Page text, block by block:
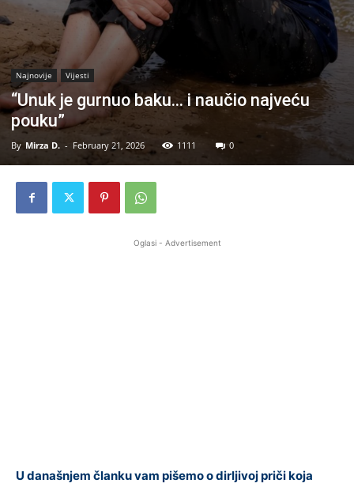
Najnovije Vijesti
“Unuk je gurnuo baku… i naučio najveću
pouku”
By Mirza D. - February 21, 2026 1111 0
Oglasi - Advertisement
U današnjem članku vam pišemo o dirljivoj priči koja